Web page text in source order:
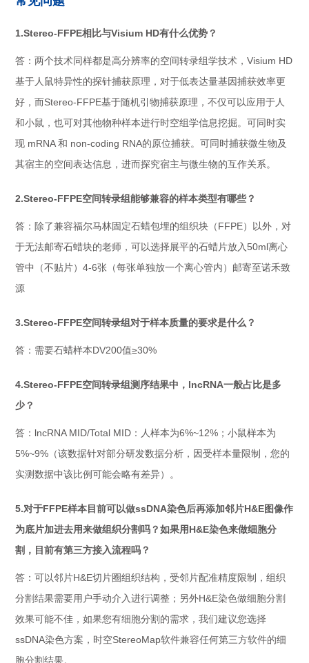
1.Stereo-FFPE相比与Visium HD有什么优势？
答：两个技术同样都是高分辨率的空间转录组学技术，Visium HD
基于人鼠特异性的探针捕获原理，对于低表达量基因捕获效率更
好，而Stereo-FFPE基于随机引物捕获原理，不仅可以应用于人
和小鼠，也可对其他物种样本进行时空组学信息挖掘。可同时实
现 mRNA 和 non-coding RNA的原位捕获。可同时捕获微生物及
其宿主的空间表达信息，进而探究宿主与微生物的互作关系。
2.Stereo-FFPE空间转录组能够兼容的样本类型有哪些？
答：除了兼容福尔马林固定石蜡包埋的组织块（FFPE）以外，对
于无法邮寄石蜡块的老师，可以选择展平的石蜡片放入50ml离心
管中（不贴片）4-6张（每张单独放一个离心管内）邮寄至诺禾致
源
3.Stereo-FFPE空间转录组对于样本质量的要求是什么？
答：需要石蜡样本DV200值≥30%
4.Stereo-FFPE空间转录组测序结果中，lncRNA一般占比是多
少？
答：lncRNA MID/Total MID：人样本为6%~12%；小鼠样本为
5%~9%（该数据针对部分研发数据分析，因受样本量限制，您的
实测数据中该比例可能会略有差异）。
5.对于FFPE样本目前可以做ssDNA染色后再添加邻片H&E图像作
为底片加进去用来做组织分割吗？如果用H&E染色来做细胞分
割，目前有第三方接入流程吗？
答：可以邻片H&E切片圈组织结构，受邻片配准精度限制，组织
分割结果需要用户手动介入进行调整；另外H&E染色做细胞分割
效果可能不佳，如果您有细胞分割的需求，我们建议您选择
ssDNA染色方案，时空StereoMap软件兼容任何第三方软件的细
胞分割结果。